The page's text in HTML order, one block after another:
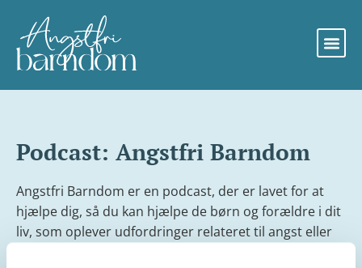
Podcast: Angstfri Barndom
Angstfri Barndom er en podcast, der er lavet for at
hjælpe dig, så du kan hjælpe de børn og forældre i dit
liv, som oplever udfordringer relateret til angst eller